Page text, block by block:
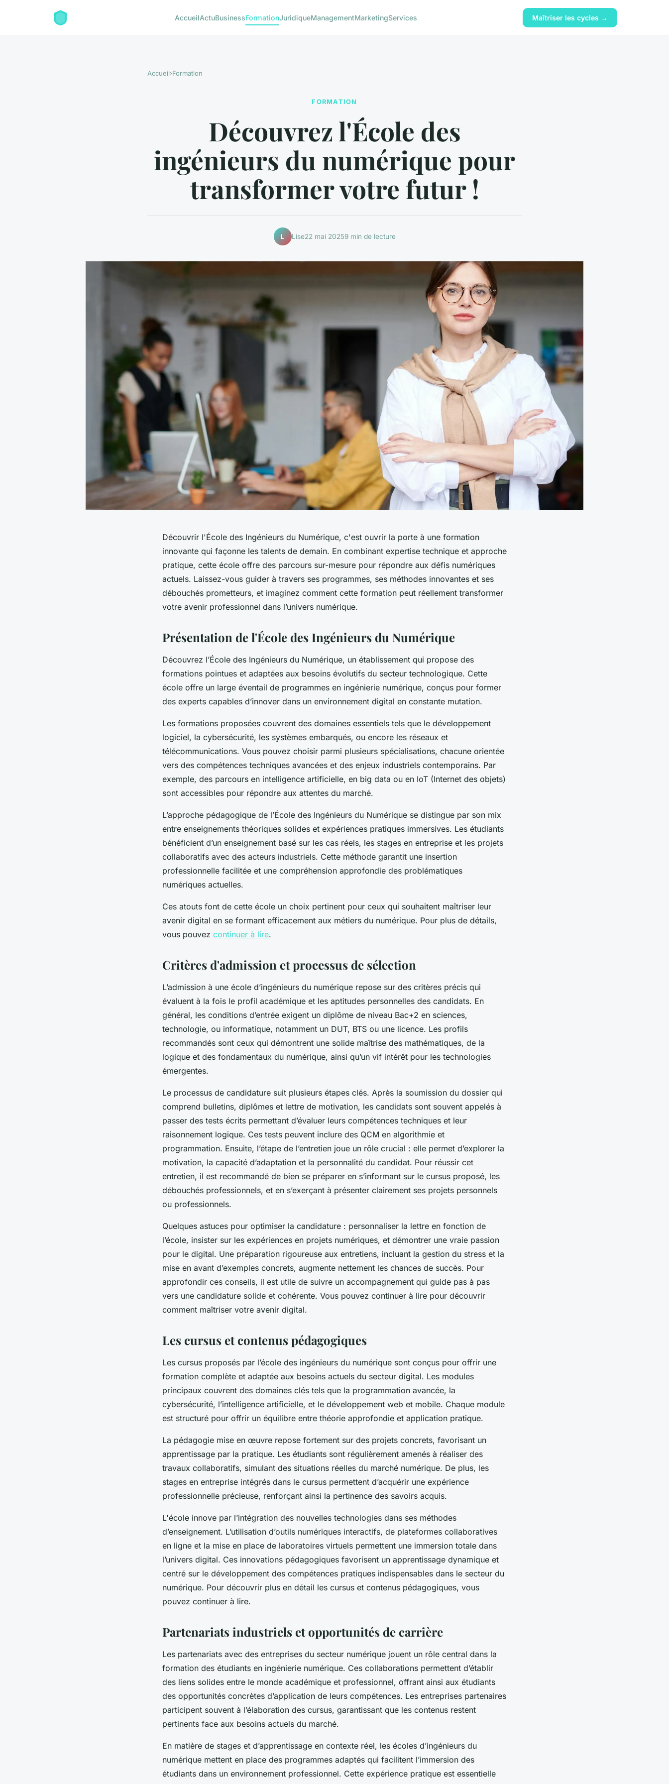
AccueilActuBusinessFormationJuridiqueManagementMarketingServices Maîtriser les cycles →
Accueil›Formation
FORMATION
Découvrez l'École des
ingénieurs du numérique pour
transformer votre futur !
L Lise22 mai 20259 min de lecture
Découvrir l'École des Ingénieurs du Numérique, c'est ouvrir la porte à une formation
innovante qui façonne les talents de demain. En combinant expertise technique et approche
pratique, cette école offre des parcours sur-mesure pour répondre aux défis numériques
actuels. Laissez-vous guider à travers ses programmes, ses méthodes innovantes et ses
débouchés prometteurs, et imaginez comment cette formation peut réellement transformer
votre avenir professionnel dans l’univers numérique.
Présentation de l'École des Ingénieurs du Numérique
Découvrez l’École des Ingénieurs du Numérique, un établissement qui propose des
formations pointues et adaptées aux besoins évolutifs du secteur technologique. Cette
école offre un large éventail de programmes en ingénierie numérique, conçus pour former
des experts capables d’innover dans un environnement digital en constante mutation.
Les formations proposées couvrent des domaines essentiels tels que le développement
logiciel, la cybersécurité, les systèmes embarqués, ou encore les réseaux et
télécommunications. Vous pouvez choisir parmi plusieurs spécialisations, chacune orientée
vers des compétences techniques avancées et des enjeux industriels contemporains. Par
exemple, des parcours en intelligence artificielle, en big data ou en IoT (Internet des objets)
sont accessibles pour répondre aux attentes du marché.
L’approche pédagogique de l’École des Ingénieurs du Numérique se distingue par son mix
entre enseignements théoriques solides et expériences pratiques immersives. Les étudiants
bénéficient d’un enseignement basé sur les cas réels, les stages en entreprise et les projets
collaboratifs avec des acteurs industriels. Cette méthode garantit une insertion
professionnelle facilitée et une compréhension approfondie des problématiques
numériques actuelles.
Ces atouts font de cette école un choix pertinent pour ceux qui souhaitent maîtriser leur
avenir digital en se formant efficacement aux métiers du numérique. Pour plus de détails,
vous pouvez continuer à lire.
Critères d'admission et processus de sélection
L’admission à une école d’ingénieurs du numérique repose sur des critères précis qui
évaluent à la fois le profil académique et les aptitudes personnelles des candidats. En
général, les conditions d’entrée exigent un diplôme de niveau Bac+2 en sciences,
technologie, ou informatique, notamment un DUT, BTS ou une licence. Les profils
recommandés sont ceux qui démontrent une solide maîtrise des mathématiques, de la
logique et des fondamentaux du numérique, ainsi qu’un vif intérêt pour les technologies
émergentes.
Le processus de candidature suit plusieurs étapes clés. Après la soumission du dossier qui
comprend bulletins, diplômes et lettre de motivation, les candidats sont souvent appelés à
passer des tests écrits permettant d’évaluer leurs compétences techniques et leur
raisonnement logique. Ces tests peuvent inclure des QCM en algorithmie et
programmation. Ensuite, l’étape de l’entretien joue un rôle crucial : elle permet d’explorer la
motivation, la capacité d’adaptation et la personnalité du candidat. Pour réussir cet
entretien, il est recommandé de bien se préparer en s’informant sur le cursus proposé, les
débouchés professionnels, et en s’exerçant à présenter clairement ses projets personnels
ou professionnels.
Quelques astuces pour optimiser la candidature : personnaliser la lettre en fonction de
l’école, insister sur les expériences en projets numériques, et démontrer une vraie passion
pour le digital. Une préparation rigoureuse aux entretiens, incluant la gestion du stress et la
mise en avant d’exemples concrets, augmente nettement les chances de succès. Pour
approfondir ces conseils, il est utile de suivre un accompagnement qui guide pas à pas
vers une candidature solide et cohérente. Vous pouvez continuer à lire pour découvrir
comment maîtriser votre avenir digital.
Les cursus et contenus pédagogiques
Les cursus proposés par l’école des ingénieurs du numérique sont conçus pour offrir une
formation complète et adaptée aux besoins actuels du secteur digital. Les modules
principaux couvrent des domaines clés tels que la programmation avancée, la
cybersécurité, l’intelligence artificielle, et le développement web et mobile. Chaque module
est structuré pour offrir un équilibre entre théorie approfondie et application pratique.
La pédagogie mise en œuvre repose fortement sur des projets concrets, favorisant un
apprentissage par la pratique. Les étudiants sont régulièrement amenés à réaliser des
travaux collaboratifs, simulant des situations réelles du marché numérique. De plus, les
stages en entreprise intégrés dans le cursus permettent d’acquérir une expérience
professionnelle précieuse, renforçant ainsi la pertinence des savoirs acquis.
L'école innove par l’intégration des nouvelles technologies dans ses méthodes
d’enseignement. L’utilisation d’outils numériques interactifs, de plateformes collaboratives
en ligne et la mise en place de laboratoires virtuels permettent une immersion totale dans
l’univers digital. Ces innovations pédagogiques favorisent un apprentissage dynamique et
centré sur le développement des compétences pratiques indispensables dans le secteur du
numérique. Pour découvrir plus en détail les cursus et contenus pédagogiques, vous
pouvez continuer à lire.
Partenariats industriels et opportunités de carrière
Les partenariats avec des entreprises du secteur numérique jouent un rôle central dans la
formation des étudiants en ingénierie numérique. Ces collaborations permettent d’établir
des liens solides entre le monde académique et professionnel, offrant ainsi aux étudiants
des opportunités concrètes d’application de leurs compétences. Les entreprises partenaires
participent souvent à l’élaboration des cursus, garantissant que les contenus restent
pertinents face aux besoins actuels du marché.
En matière de stages et d’apprentissage en contexte réel, les écoles d’ingénieurs du
numérique mettent en place des programmes adaptés qui facilitent l’immersion des
étudiants dans un environnement professionnel. Cette expérience pratique est essentielle